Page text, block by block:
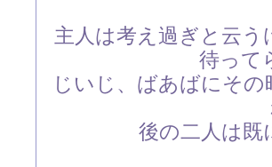
主人は考え過ぎと云
待って
じいじ、ばあばにそ
後の二人は既